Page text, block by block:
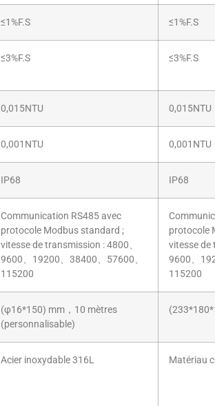
≤1%F.S ≤1%F.S
≤3%F.S ≤3%F.S
0,015NTU 0,015NTU
0,001NTU 0,001NTU
IP68 IP68
Communication RS485 avec
protocole Modbus standard ;
vitesse de transmission : 4800、
9600、19200、38400、57600、
115200
protocole
vitesse de
9600、
115200
(φ16*150) mm，10 mètres
(personnalisable)
Acier inoxydable 316L Matériau